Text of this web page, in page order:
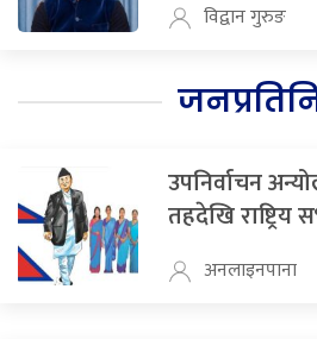
विद्वान गुरुङ
उपनिर्वाचन
तहदेखि राष्ट्रिय
अनलाइनपाना